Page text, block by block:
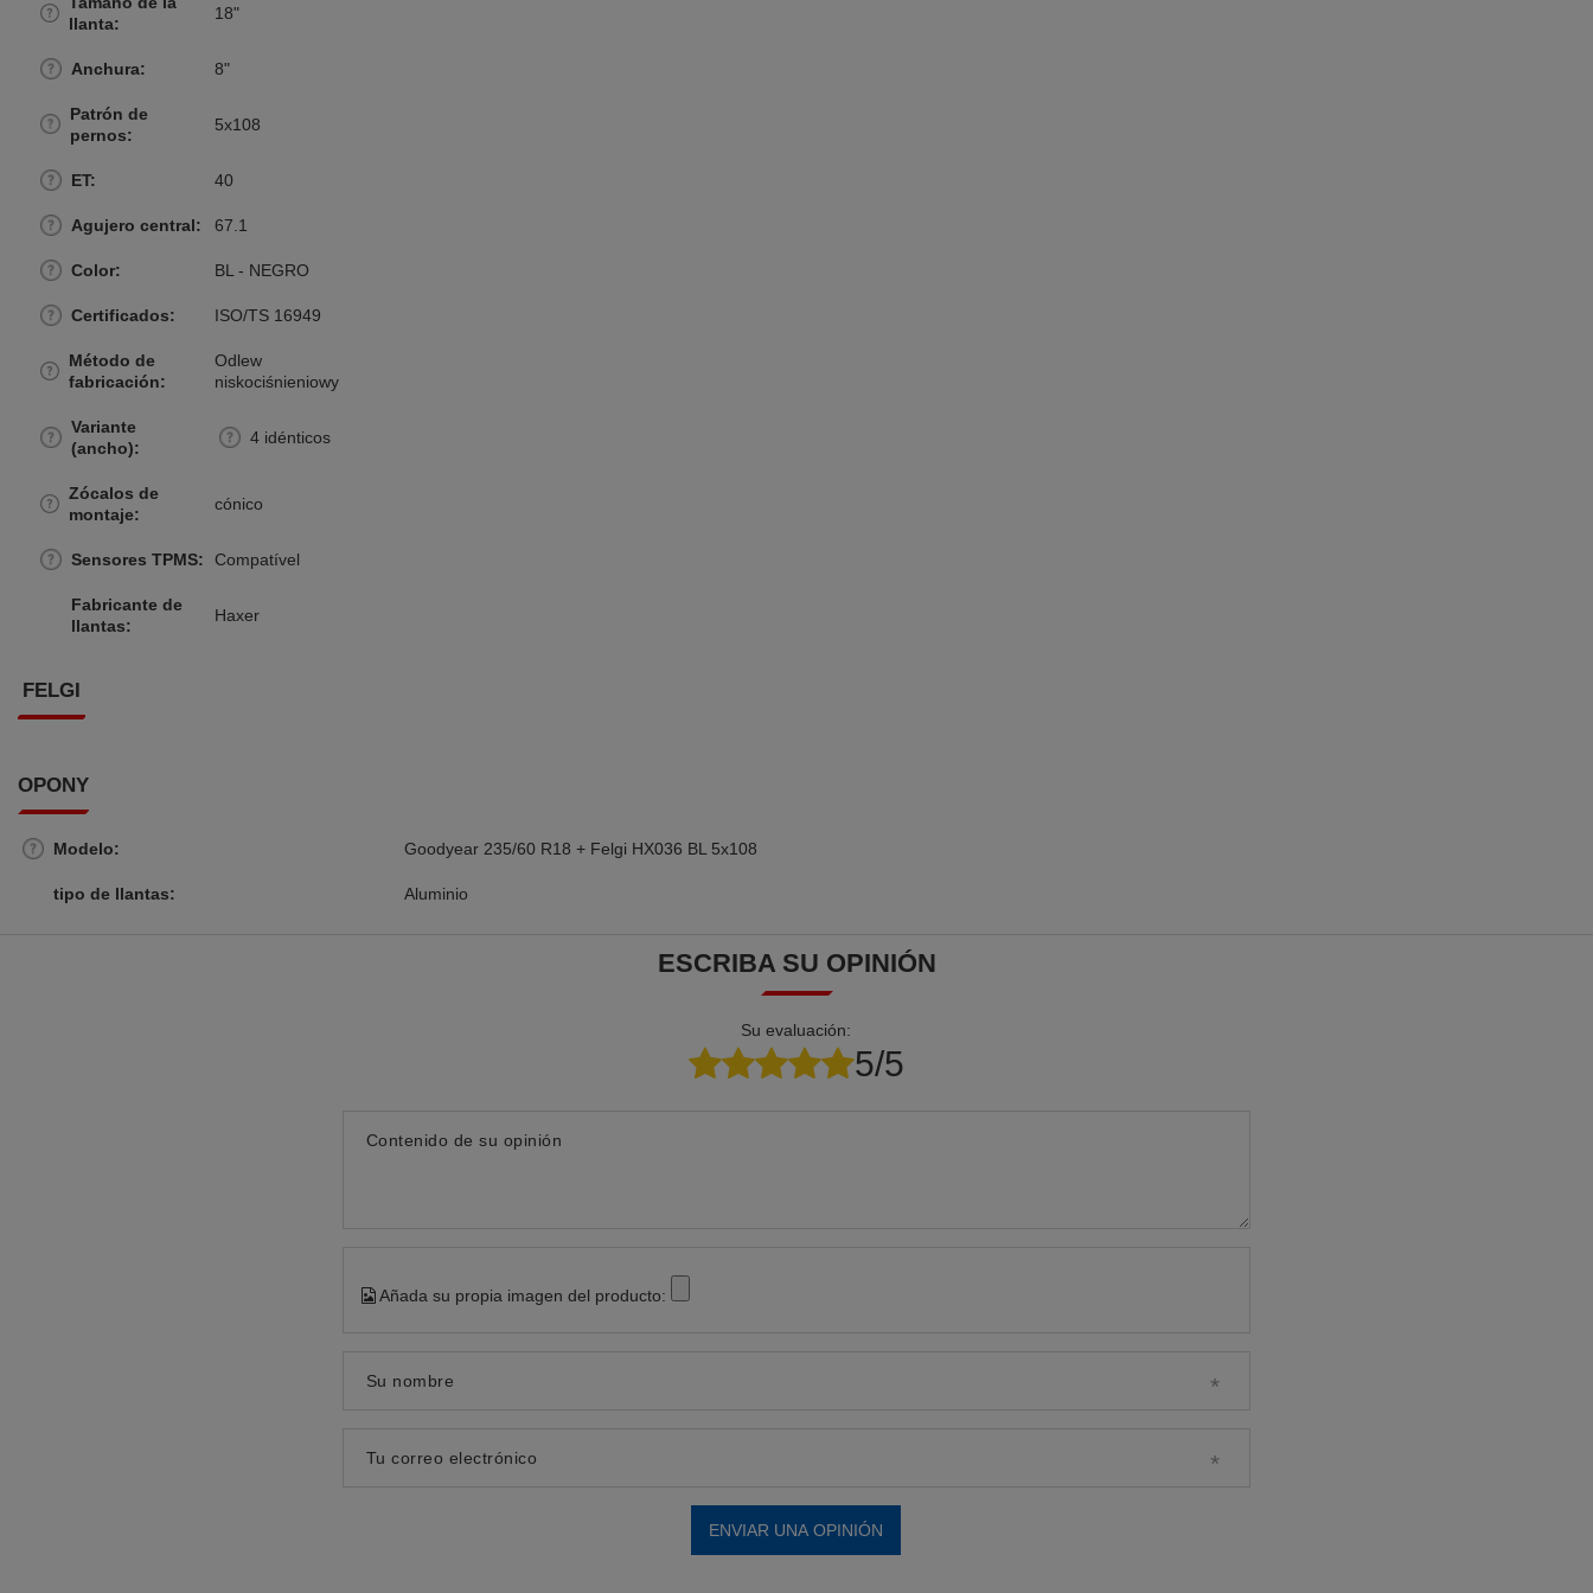
llanta
18"
Anchura 8"
Patrón de
pernos
5x108
ET 40
Agujero central 67.1
Color BL - NEGRO
Certificados ISO/TS 16949
Método de
fabricación
Odlew
niskociśnieniowy
Variante
(ancho)
4 idénticos
Zócalos de
montaje
cónico
Sensores TPMS Compatível
Fabricante de
llantas
Haxer
FELGI
OPONY
Modelo Goodyear 235/60 R18 + Felgi HX036 BL 5x108
tipo de llantas Aluminio
ESCRIBA SU OPINIÓN
Su evaluación:
5/5
Contenido de su opinión
Añada su propia imagen del producto:
Su nombre
Tu correo electrónico
ENVIAR UNA OPINIÓN